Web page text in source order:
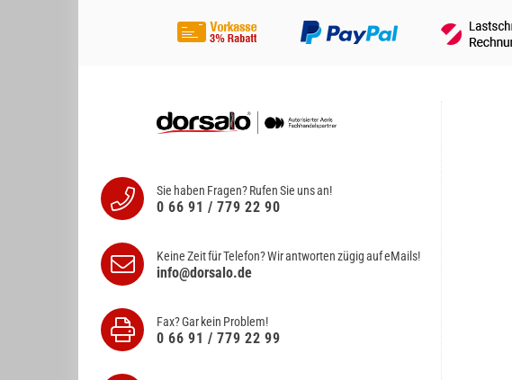
Sie haben Fragen? Rufen Sie uns an!
0 66 91 / 779 22 90
Keine Zeit für Telefon? Wir antwortenzügig auf eMails!
info@dorsalo.de
Fax? Gar kein Problem!
0 66 91 / 779 22 99